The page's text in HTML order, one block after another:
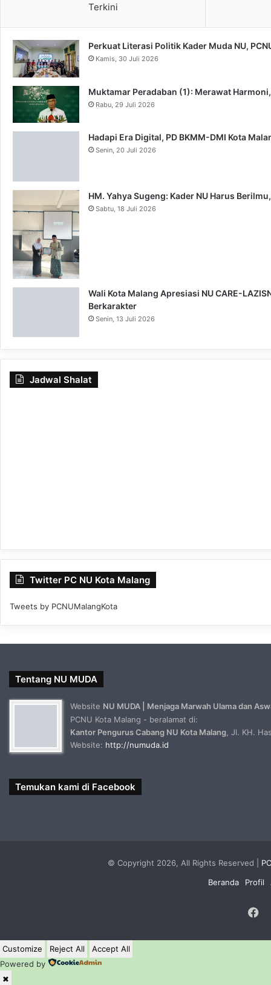
Terkini
Perkuat Literasi Politik Kader Muda NU,
Kamis, 30 Juli 2026
Muktamar Peradaban (1): Merawat
Rabu, 29 Juli 2026
Hadapi Era Digital, PD BKMM-DMI Kota
Senin, 20 Juli 2026
HM. Yahya Sugeng: Kader NU Harus
Sabtu, 18 Juli 2026
Wali Kota Malang Apresiasi NU CARE-
Berkarakter
Senin, 13 Juli 2026
Jadwal Shalat
Twitter PC NU Kota Malang
Tweets by PCNUMalangKota
Tentang NU MUDA
Website NU MUDA | Menjaga Marwah Ulama dan
PCNU Kota Malang - beralamat di:
Kantor Pengurus Cabang NU Kota Malang , Jl. KH.
Website: http://numuda.id
Temukan kami di Facebook
© Copyright 2026, All Rights Reserved |
Beranda
Profil
Customize Reject All
Accept All
Powered by
✖